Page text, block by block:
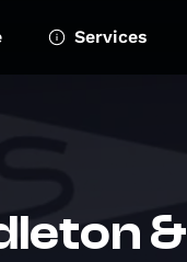
Services
&